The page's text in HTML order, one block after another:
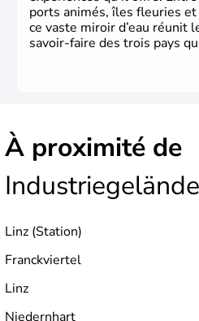
ports animés, îles fleuries
ce vaste miroir d’eau réunit
savoir-faire des trois pays
À proximité de
Industriegelände
Linz (Station)
Franckviertel
Linz
Niedernhart